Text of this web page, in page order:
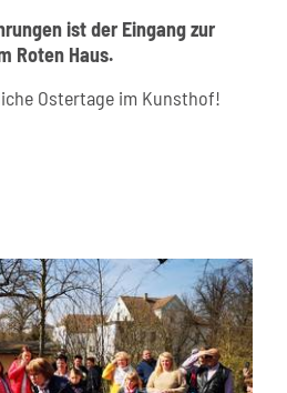
ist der Eingang zur
Roten Haus.
Ostertage im Kunsthof!